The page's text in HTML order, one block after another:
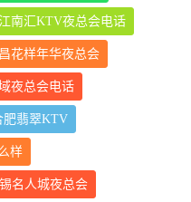
南汇KTV夜总会电话
花样年华夜总会
夜总会电话
肥翡翠KTV
样
名人城夜总会